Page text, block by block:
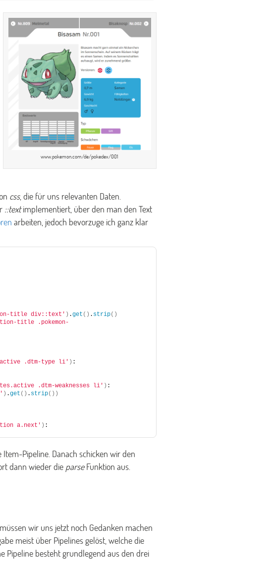
www.pokemon.com/de/pokedex/001
css, die für uns relevanten Daten.
::textimplementiert, über den man den Text
arbeiten, jedoch bevorzuge ich ganz klar
title div::text' ) .get () . strip()
title .pokemon-
.dtm-type li' ) :
.dtm-weaknesses li' ) :
) .get () . strip())
a.next' ) :
Pipeline. Danach schicken wir den
dann wieder die parseFunktion aus.
wir uns jetzt noch Gedanken machen
meist über Pipelines gelöst, welche die
Pipeline besteht grundlegend aus den drei